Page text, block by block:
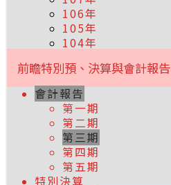
106年
105年
104年
前瞻特別預、決算與會計報告
會計報告
第一期
第二期
第三期
第四期
第五期
特別決算